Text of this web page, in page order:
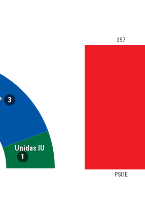
3
Unidas IU
1
PSOE
357